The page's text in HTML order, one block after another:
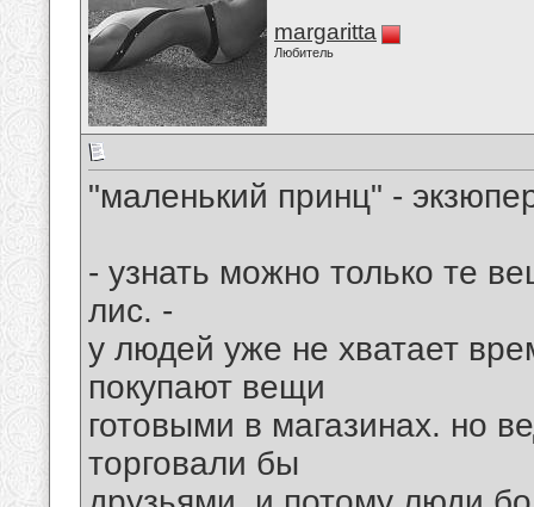
margaritta
Любитель
"маленький принц" -
- узнать можно только те
лис. -
у людей уже не хватает
покупают вещи
готовыми в магазинах. но
торговали бы